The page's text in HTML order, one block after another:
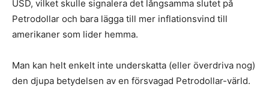
USD, vilket skulle signalera det långsamma slutet på
Petrodollar och bara lägga till mer inflationsvind till
amerikaner som lider hemma.
Man kan helt enkelt inte underskatta (eller överdriva nog)
den djupa betydelsen av en försvagad Petrodollar-värld.